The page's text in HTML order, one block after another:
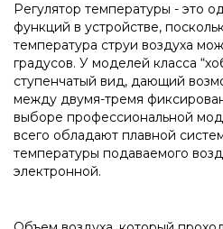
Регулятор температуры - это
функций в устройстве,
температура струи воздуха
градусов. У моделей класса
ступенчатый вид, дающий
между двумя-тремя
выборе профессиональной
всего обладают плавной
температуры подаваемого
электронной.